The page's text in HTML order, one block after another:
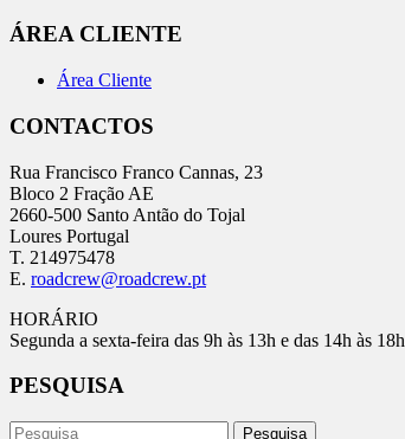
ÁREA CLIENTE
Área Cliente
CONTACTOS
Rua Francisco Franco Cannas, 23
Bloco 2 Fração AE
2660-500 Santo Antão do Tojal
Loures Portugal
T. 214975478
E. roadcrew@roadcrew.pt
HORÁRIO
Segunda a sexta-feira das 9h às 13h e das 14h às 18h
PESQUISA